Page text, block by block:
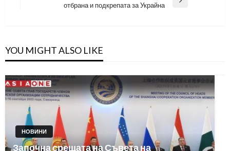
отбрана и подкрепата за Украйна
YOU MIGHT ALSO LIKE
НОВИНИ
Започна срещата на Съвета на